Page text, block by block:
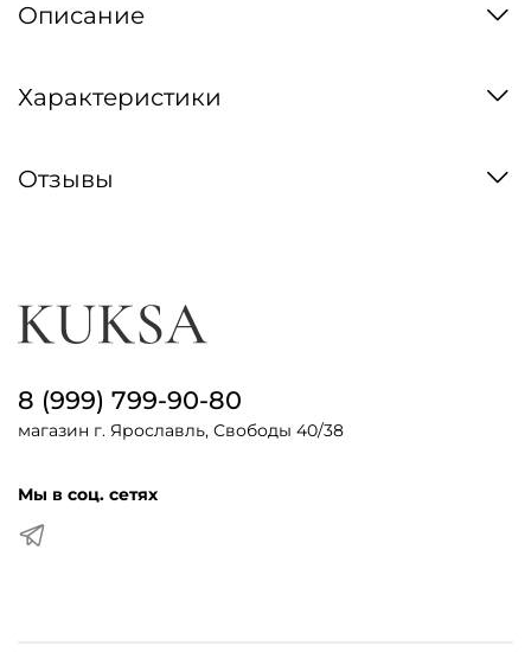
Описание
Характеристики
Отзывы
8 (999) 799-90-80
магазин г. Ярославль, Свободы 40/38
Мы в соц. сетях